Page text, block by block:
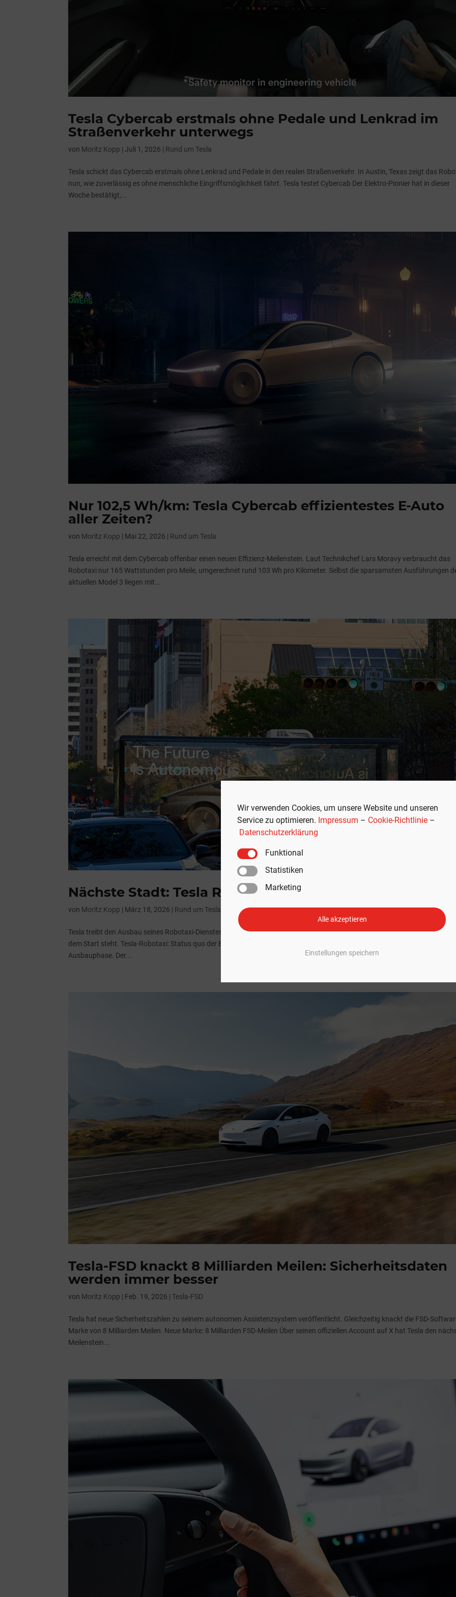
Wir verwenden Cookies, um unsere Website und unseren
Service zu optimieren. Impressum – Cookie-Richtlinie –
Datenschutzerklärung
Funktional
Statistiken
Marketing
Alle akzeptieren
Einstellungen speichern
Tesla Cybercab erstmals ohne Pedale und Lenkrad im
Straßenverkehr unterwegs
von Moritz Kopp |Juli 1, 2026 | Rund um Tesla
Tesla schickt das Cybercab erstmals ohne Lenkrad und Pedale in den realen Straßenverkehr. In Austin, Texas zeigt das
nun, wie zuverlässig es ohne menschliche Eingriffsmöglichkeit fährt. Tesla testet Cybercab Der Elektro-Pionier hat in dieser
Woche bestätigt,...
Nur 102,5 Wh/km: Tesla Cybercab effizientestes E-Auto
aller Zeiten?
von Moritz Kopp | Mai 22, 2026 | Rund um Tesla
Tesla erreicht mit dem Cybercab offenbar einen neuen Effizienz-Meilenstein. Laut Technikchef Lars Moravy verbraucht das
Robotaxi nur 165 Wattstunden pro Meile, umgerechnet rund 103 Wh pro Kilometer. Selbst die sparsamsten Ausführungen
aktuellen Model 3 liegen mit...
Nächste Stadt: Tesla Robotaxi vor Expansion
von Moritz Kopp | März 18, 2026 | Rund um Tesla
Tesla treibt den Ausbau seines Robotaxi-Dienstes weiter voran. Nun deutet vieles darauf hin, dass eine neue US-Stadt kurz
dem Start steht. Tesla-Robotaxi: Status quo der Expansion Teslas Robotaxi-Dienst befindet sich aktuell noch in einer frühen
Ausbauphase. Der...
Tesla-FSD knackt 8 Milliarden Meilen: Sicherheitsdaten
werden immer besser
von Moritz Kopp | Feb. 19, 2026 |Tesla-FSD
Tesla hat neue Sicherheitszahlen zu seinem autonomen Assistenzsystem veröffentlicht. Gleichzeitig knackt die FSD-
Marke von 8 Milliarden Meilen. Neue Marke: 8 Milliarden FSD-Meilen Über seinen offiziellen Account auf X hat Tesla den
Meilenstein...